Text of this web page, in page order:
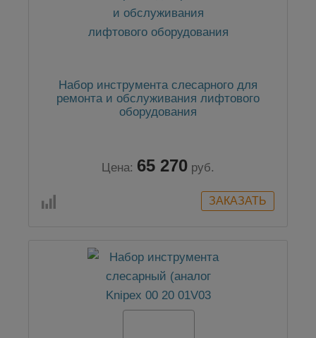
Набор инструмента слесарного для
ремонта и обслуживания лифтового
оборудования
Цена: 65 270 руб.